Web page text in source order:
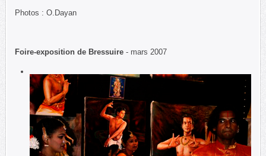
Photos : O.Dayan
Foire-exposition de Bressuire - mars 2007